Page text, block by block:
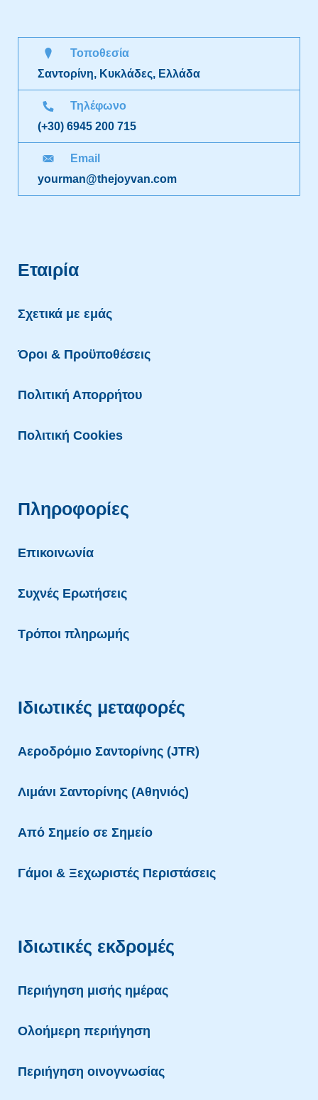
Τοποθεσία
Σαντορίνη, Κυκλάδες, Ελλάδα
Τηλέφωνο
(+30) 6945 200 715
Email
yourman@thejoyvan.com
Εταιρία
Σχετικά με εμάς
Όροι & Προϋποθέσεις
Πολιτική Απορρήτου
Πολιτική Cookies
Πληροφορίες
Επικοινωνία
Συχνές Ερωτήσεις
Τρόποι πληρωμής
Ιδιωτικές μεταφορές
Αεροδρόμιο Σαντορίνης (JTR)
Λιμάνι Σαντορίνης (Αθηνιός)
Aπό Σημείο σε Σημείο
Γάμοι & Ξεχωριστές Περιστάσεις
Ιδιωτικές εκδρομές
Περιήγηση μισής ημέρας
Ολοήμερη περιήγηση
Περιήγηση οινογνωσίας